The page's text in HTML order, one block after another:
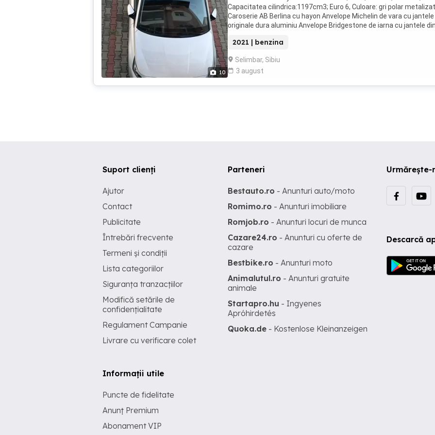
10
Capacitatea cilindrica:1197cm3; Euro 6, Culoare: gri polar
Caroserie AB Berlina cu hayon Anvelope Michelin de vara cu jantele
originale dura aluminiu Anvelope Bridgestone de iarna cu jantele
2021 | benzina
Selimbar, Sibiu
3 august
Urmărește-
Descarcă
Suport clienți
Ajutor
Contact
Publicitate
Întrebări frecvente
Termeni și condiții
Lista categoriilor
Siguranța tranzacțiilor
Modifică setările de
confidențialitate
Regulament Campanie
Livrare cu verificare colet
Informații utile
Puncte de fidelitate
Anunț Premium
Abonament VIP
Parteneri
Bestauto.ro - Anunturi auto/moto
Romimo.ro - Anunturi imobiliare
Romjob.ro - Anunturi locuri de munca
Cazare24.ro - Anunturi cu oferte de
cazare
Bestbike.ro - Anunturi moto
Animalutul.ro - Anunturi gratuite
animale
Startapro.hu - Ingyenes
Apróhirdetés
Quoka.de - Kostenlose Kleinanzeigen